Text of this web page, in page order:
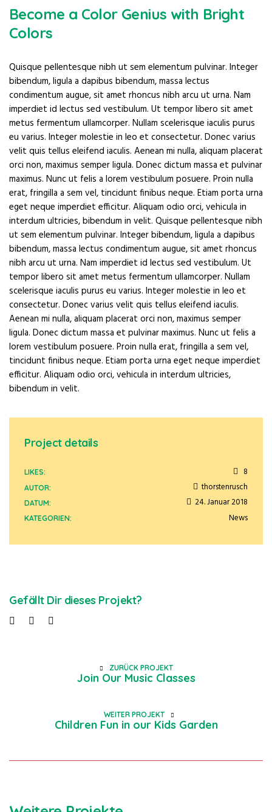
Become a Color Genius with Bright
Colors
Quisque pellentesque nibh ut sem elementum pulvinar. Integer
bibendum, ligula a dapibus bibendum, massa lectus
condimentum augue, sit amet rhoncus nibh arcu ut urna. Nam
imperdiet id lectus sed vestibulum. Ut tempor libero sit amet
metus fermentum ullamcorper. Nullam scelerisque iaculis purus
eu varius. Integer molestie in leo et consectetur. Donec varius
velit quis tellus eleifend iaculis. Aenean mi nulla, aliquam placerat
orci non, maximus semper ligula. Donec dictum massa et pulvinar
maximus. Nunc ut felis a lorem vestibulum posuere. Proin nulla
erat, fringilla a sem vel, tincidunt finibus neque. Etiam porta urna
eget neque imperdiet efficitur. Aliquam odio orci, vehicula in
interdum ultricies, bibendum in velit. Quisque pellentesque nibh
ut sem elementum pulvinar. Integer bibendum, ligula a dapibus
bibendum, massa lectus condimentum augue, sit amet rhoncus
nibh arcu ut urna. Nam imperdiet id lectus sed vestibulum. Ut
tempor libero sit amet metus fermentum ullamcorper. Nullam
scelerisque iaculis purus eu varius. Integer molestie in leo et
consectetur. Donec varius velit quis tellus eleifend iaculis.
Aenean mi nulla, aliquam placerat orci non, maximus semper
ligula. Donec dictum massa et pulvinar maximus. Nunc ut felis a
lorem vestibulum posuere. Proin nulla erat, fringilla a sem vel,
tincidunt finibus neque. Etiam porta urna eget neque imperdiet
efficitur. Aliquam odio orci, vehicula in interdum ultricies,
bibendum in velit.
Project details
LIKES: 8
AUTOR: thorstenrusch
DATUM: 24. Januar 2018
KATEGORIEN: News
Gefällt Dir dieses Projekt?
ZURÜCK PROJEKT
Join Our Music Classes
WEITER PROJEKT
Children Fun in our Kids Garden